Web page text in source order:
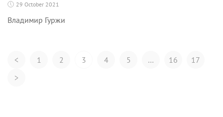
29 October 2021
Владимир Гуржи
Posts
< 1 2 3 4 5 … 16
17
>